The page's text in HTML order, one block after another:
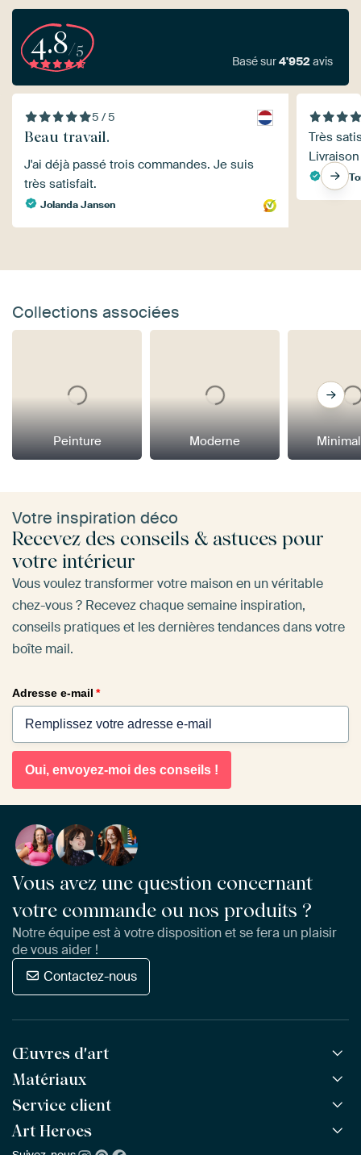
4.8/5
Basé sur4'952avis
5 / 5
Beau travail.
J'ai déjà passé trois commandes. Je suis
très satisfait.
Jolanda Jansen
Très
Arco
Collections associées
Peinture Moderne
Votre inspiration déco
Recevez des conseils & astuces pour
votre intérieur
Vous voulez transformer votre maison en un véritable
chez-vous ? Recevez chaque semaine inspiration,
conseils pratiques et les dernières tendances dans votre
boîte mail.
Adresse e-mail *
Oui, envoyez-moi des conseils !
Vous avez une question concernant
votre commande ou nos produits ?
Notre équipe est à votre disposition et se fera un plaisir
de vous aider !
Contactez-nous
Œuvres d'art
Toutes les œuvres
Toutes les collections
Tous les artistes
Meilleures ventes
Matériaux
ArtFrame™ POPULAIRE
ArtFrame™ en bois
Toile
Service client
Questions fréquentes
Art Heroes